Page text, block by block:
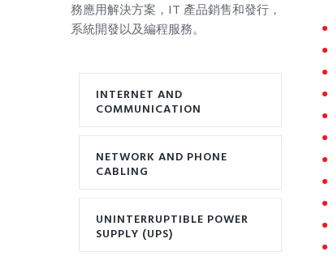
務應用解決方案，IT 產品銷售和發行，
系統開發以及編程服務。
INTERNET AND
COMMUNICATION
NETWORK AND PHONE
CABLING
UNINTERRUPTIBLE POWER
SUPPLY (UPS)